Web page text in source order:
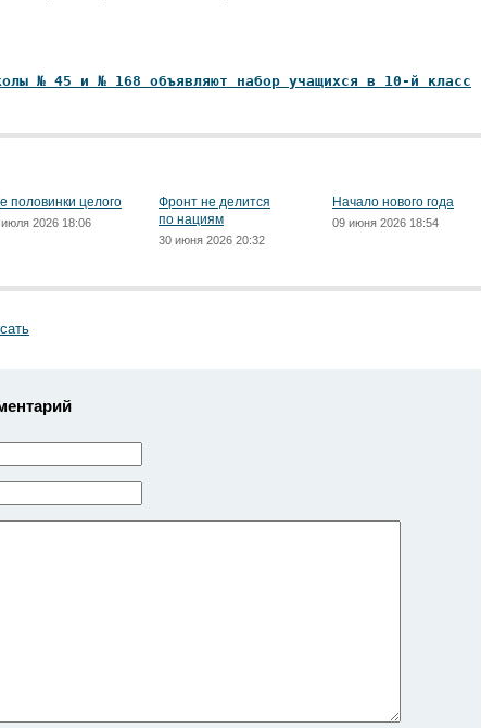
№ 45 и № 168 объявляют набор учащихся в 10-й класс
половинки целого
2026 18:06
Фронт не делится
по нациям
30 июня 2026 20:32
Начало нового года
09 июня 2026 18:54